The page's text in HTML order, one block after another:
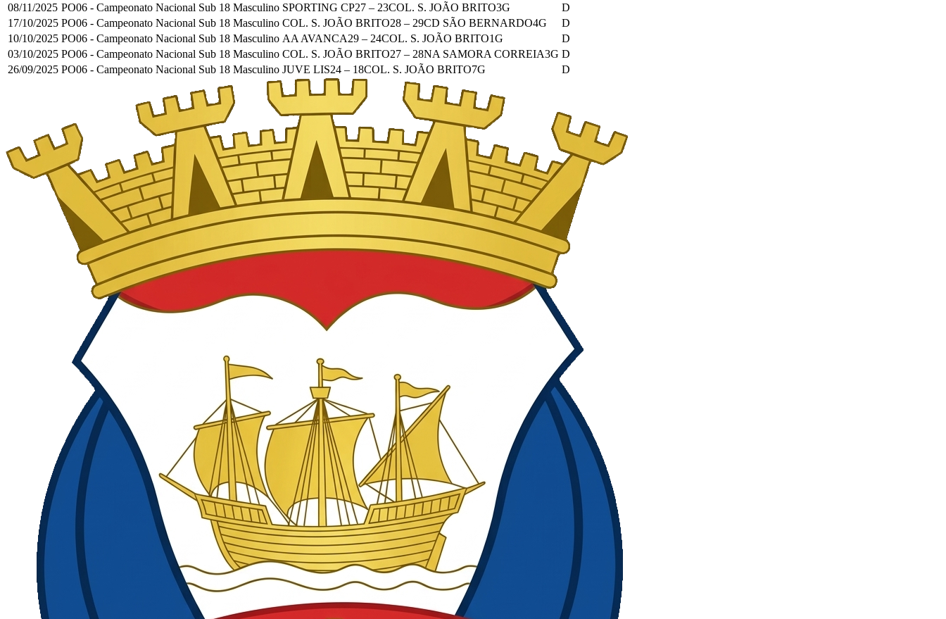
08/11/2025 PO06 - Campeonato Nacional Sub 18 Masculino SPORTING CP27 – 23COL. S. JOÃO BRITO3G
D
17/10/2025 PO06 - Campeonato Nacional Sub 18 Masculino COL. S. JOÃO BRITO28 – 29CD SÃO BERNARDO4G
D
10/10/2025 PO06 - Campeonato Nacional Sub 18 Masculino AA AVANCA29 – 24COL. S. JOÃO BRITO1G
D
03/10/2025 PO06 - Campeonato Nacional Sub 18 Masculino COL. S. JOÃO BRITO27 – 28NA SAMORA CORREIA3G D
26/09/2025 PO06 - Campeonato Nacional Sub 18 Masculino JUVE LIS24 – 18COL. S. JOÃO BRITO7G D